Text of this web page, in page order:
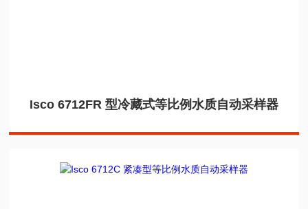
Isco 6712FR 型冷藏式等比例水质自动采样器